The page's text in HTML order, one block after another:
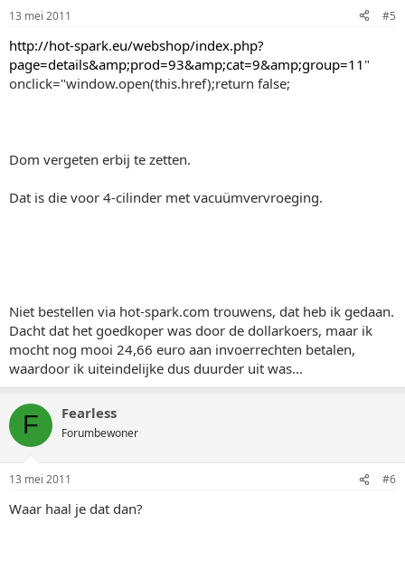
13 mei 2011 #5
http://hot-spark.eu/webshop/index.php?
page=details&amp;prod=93&amp;cat=9&amp;group=11 "
onclick="window.open(this.href);return false;
Dom vergeten erbij te zetten.
Dat is die voor 4-cilinder met vacuümvervroeging.
Niet bestellen via hot-spark.com trouwens, dat heb ik gedaan.
Dacht dat het goedkoper was door de dollarkoers, maar ik
mocht nog mooi 24,66 euro aan invoerrechten betalen,
waardoor ik uiteindelijke dus duurder uit was...
F Fearless
Forumbewoner
13 mei 2011 #6
Waar haal je dat dan?